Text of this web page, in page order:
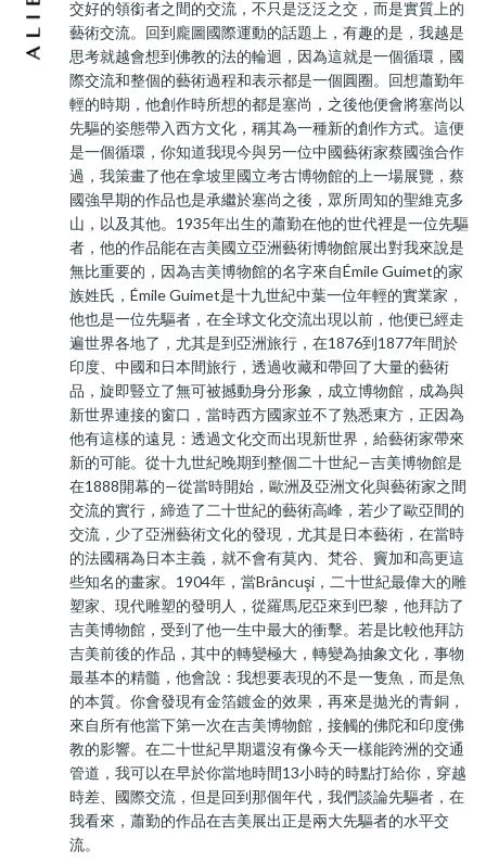
交好的領銜者之間的交流，不只是泛泛之交，而是實質上的
藝術交流。回到龐圖國際運動的話題上，有趣的是，我越是
思考就越會想到佛教的法的輪迴，因為這就是一個循環，國
際交流和整個的藝術過程和表示都是一個圓圈。回想蕭勤年
輕的時期，他創作時所想的都是塞尚，之後他便會將塞尚以
先驅的姿態帶入西方文化，稱其為一種新的創作方式。這便
是一個循環，你知道我現今與另一位中國藝術家蔡國強合作
過，我策畫了他在拿坡里國立考古博物館的上一場展覽，蔡
國強早期的作品也是承繼於塞尚之後，眾所周知的聖維克多
山，以及其他。1935年出生的蕭勤在他的世代裡是一位先驅
者，他的作品能在吉美國立亞洲藝術博物館展出對我來說是
無比重要的，因為吉美博物館的名字來自Émile Guimet的家
族姓氏，Émile Guimet是十九世紀中葉一位年輕的實業家，
他也是一位先驅者，在全球文化交流出現以前，他便已經走
遍世界各地了，尤其是到亞洲旅行，在1876到1877年間於
印度、中國和日本間旅行，透過收藏和帶回了大量的藝術
品，旋即豎立了無可被撼動身分形象，成立博物館，成為與
新世界連接的窗口，當時西方國家並不了熟悉東方，正因為
他有這樣的遠見：透過文化交而出現新世界，給藝術家帶來
新的可能。從十九世紀晚期到整個二十世紀—吉美博物館是
在1888開幕的—從當時開始，歐洲及亞洲文化與藝術家之間
交流的實行，締造了二十世紀的藝術高峰，若少了歐亞間的
交流，少了亞洲藝術文化的發現，尤其是日本藝術，在當時
的法國稱為日本主義，就不會有莫內、梵谷、竇加和高更這
些知名的畫家。1904年，當Brâncuşi，二十世紀最偉大的雕
塑家、現代雕塑的發明人，從羅馬尼亞來到巴黎，他拜訪了
吉美博物館，受到了他一生中最大的衝擊。若是比較他拜訪
吉美前後的作品，其中的轉變極大，轉變為抽象文化，事物
最基本的精髓，他會說：我想要表現的不是一隻魚，而是魚
的本質。你會發現有金箔鍍金的效果，再來是拋光的青銅，
來自所有他當下第一次在吉美博物館，接觸的佛陀和印度佛
教的影響。在二十世紀早期還沒有像今天一樣能跨洲的交通
管道，我可以在早於你當地時間13小時的時點打給你，穿越
時差、國際交流，但是回到那個年代，我們談論先驅者，在
我看來，蕭勤的作品在吉美展出正是兩大先驅者的水平交
流。